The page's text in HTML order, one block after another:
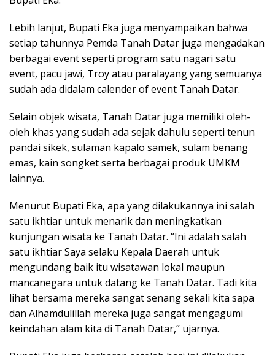
Lebih lanjut, Bupati Eka juga menyampaikan bahwa
setiap tahunnya Pemda Tanah Datar juga mengadakan
berbagai event seperti program satu nagari satu
event, pacu jawi, Troy atau paralayang yang semuanya
sudah ada didalam calender of event Tanah Datar.
Selain objek wisata, Tanah Datar juga memiliki oleh-
oleh khas yang sudah ada sejak dahulu seperti tenun
pandai sikek, sulaman kapalo samek, sulam benang
emas, kain songket serta berbagai produk UMKM
lainnya.
Menurut Bupati Eka, apa yang dilakukannya ini salah
satu ikhtiar untuk menarik dan meningkatkan
kunjungan wisata ke Tanah Datar. “Ini adalah salah
satu ikhtiar Saya selaku Kepala Daerah untuk
mengundang baik itu wisatawan lokal maupun
mancanegara untuk datang ke Tanah Datar. Tadi kita
lihat bersama mereka sangat senang sekali kita sapa
dan Alhamdulillah mereka juga sangat mengagumi
keindahan alam kita di Tanah Datar,” ujarnya.